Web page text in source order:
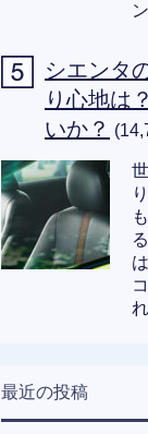
シエンタ
り心地は
いか？
最近の投稿